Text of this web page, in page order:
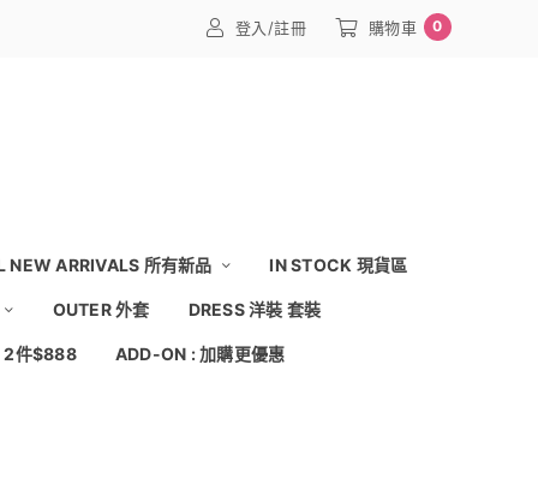
登入/註冊 購物車 0
NEW ARRIVALS 所有新品 IN STOCK 現貨區
OUTER 外套 DRESS 洋裝 套裝
2件$888 ADD-ON : 加購更優惠